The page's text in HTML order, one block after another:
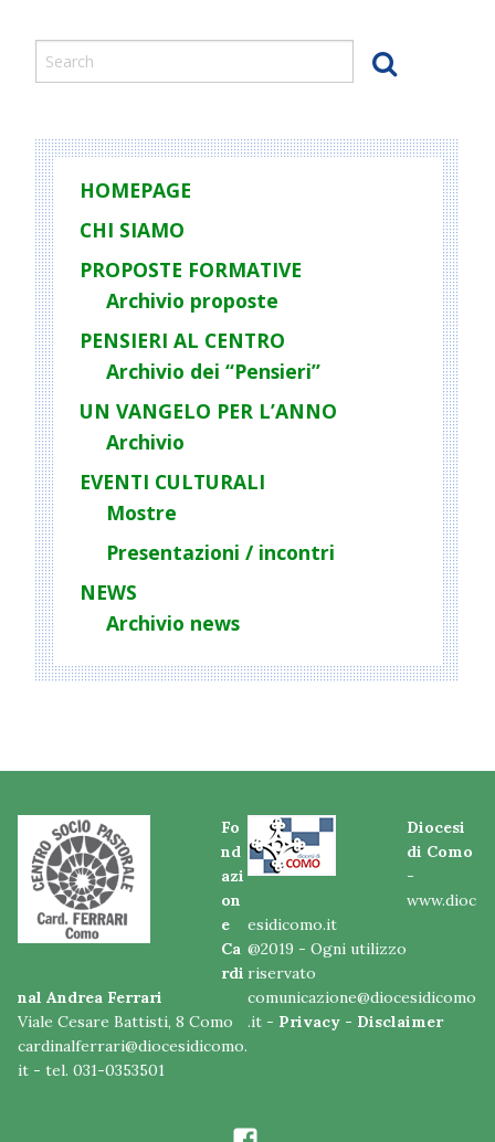
HOMEPAGE
CHI SIAMO
PROPOSTE FORMATIVE
Archivio proposte
PENSIERI AL CENTRO
Archivio dei “Pensieri”
UN VANGELO PER L’ANNO
Archivio
EVENTI CULTURALI
Mostre
Presentazioni / incontri
NEWS
Archivio news
Fo
nd
azi
on
e
Ca
rdi
nal Andrea Ferrari
Viale Cesare Battisti, 8 Como
cardinalferrari@diocesidicomo.
it - tel. 031-0353501
Diocesi
di Como
-
www.dioc
esidicomo.it
@2019 - Ogni utilizzo
riservato
comunicazione@diocesidicomo
.it - Privacy - Disclaimer